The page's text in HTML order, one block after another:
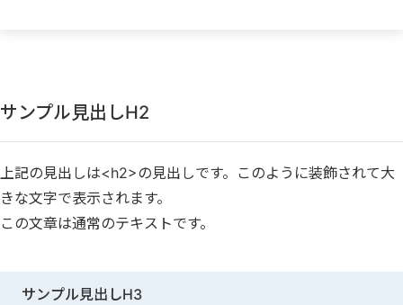
サンプル見出しH2
上記の見出しは<h2>の見出しです。このように装飾されて大
きな文字で表示されます。
この文章は通常のテキストです。
サンプル見出しH3